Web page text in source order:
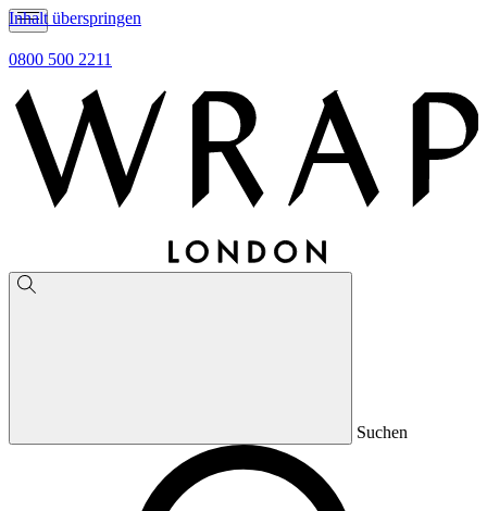
Inhalt überspringen
0800 500 2211
Suchen